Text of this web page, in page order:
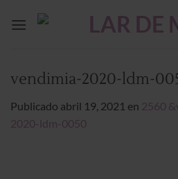
vendimia-2020-ldm-
Publicado abril 19, 2021 en 2560
2020-ldm-0050